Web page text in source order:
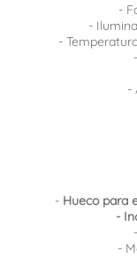
-
-
-
-
- Hueco para
-
-